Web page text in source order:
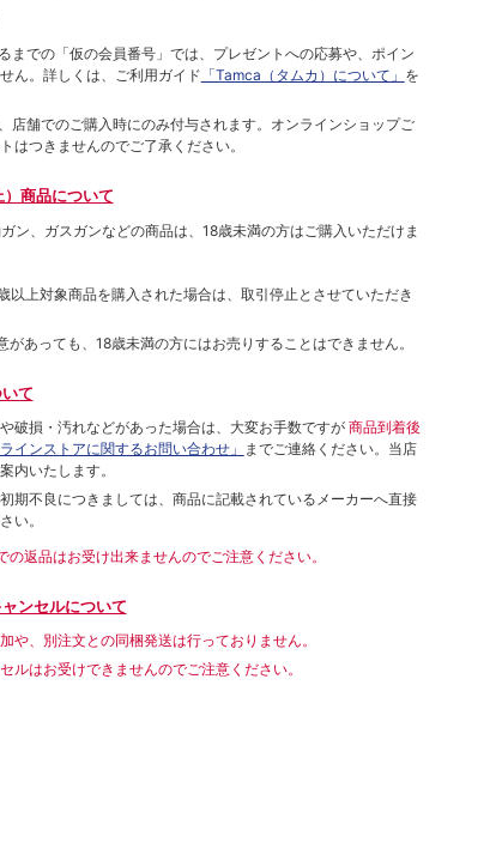
までの「仮の会員番号」では、プレゼントへの応募や、ポイン
ん。詳しくは、ご利⽤ガイド 「Tamca（タムカ）について」 を
店舗でのご購⼊時にのみ付与されます。オンラインショップご
はつきませんのでご了承ください。
商品について
ン、ガスガンなどの商品は、18歳未満の方はご購入いただけま
以上対象商品を購入された場合は、取引停止とさせていただき
があっても、18歳未満の方にはお売りすることはできません。
て
破損・汚れなどがあった場合は、大変お手数ですが 商品到着後
ラインストアに関するお問い合わせ」
までご連絡ください。当店
内いたします。
期不良につきましては、商品に記載されているメーカーへ直接
い。
返品はお受け出来ませんのでご注意ください。
ンセルについて
や、別注文との同梱発送は行っておりません。
ルはお受けできませんのでご注意ください。